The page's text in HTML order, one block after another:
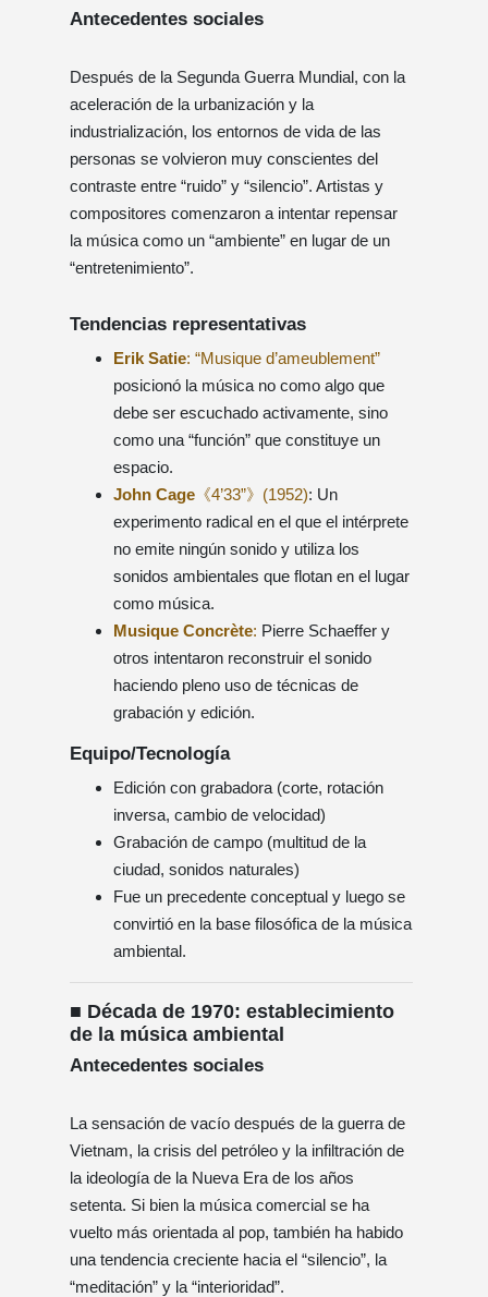
Antecedentes sociales
Después de la Segunda Guerra Mundial, con la
aceleración de la urbanización y la
industrialización, los entornos de vida de las
personas se volvieron muy conscientes del
contraste entre “ruido” y “silencio”. Artistas y
compositores comenzaron a intentar repensar
la música como un “ambiente” en lugar de un
“entretenimiento”.
Tendencias representativas
Erik Satie: “Musique d’ameublement”
posicionó la música no como algo que
debe ser escuchado activamente, sino
como una “función” que constituye un
espacio.
John Cage 《4’33”》(1952): Un
experimento radical en el que el intérprete
no emite ningún sonido y utiliza los
sonidos ambientales que flotan en el lugar
como música.
Musique Concrète: Pierre Schaeffer y
otros intentaron reconstruir el sonido
haciendo pleno uso de técnicas de
grabación y edición.
Equipo/Tecnología
Edición con grabadora (corte, rotación
inversa, cambio de velocidad)
Grabación de campo (multitud de la
ciudad, sonidos naturales)
Fue un precedente conceptual y luego se
convirtió en la base filosófica de la música
ambiental.
■ Década de 1970: establecimiento
de la música ambiental
Antecedentes sociales
La sensación de vacío después de la guerra de
Vietnam, la crisis del petróleo y la infiltración de
la ideología de la Nueva Era de los años
setenta. Si bien la música comercial se ha
vuelto más orientada al pop, también ha habido
una tendencia creciente hacia el “silencio”, la
“meditación” y la “interioridad”.